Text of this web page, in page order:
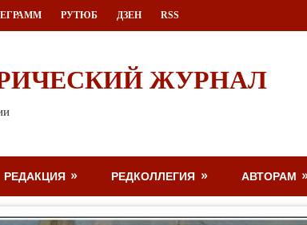
РУТЮБ ДЗЕН RSS
ЖУРНАЛ
РЕДАКЦИЯ РЕДКОЛЛЕГИЯ АВТОРАМ